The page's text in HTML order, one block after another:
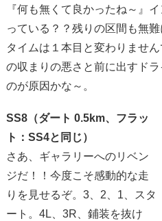
『何も無くて良かったね～』
っている？？残りの区間も無難
タイムは１本目と変わりませ
の収まりの悪さと前に出すド
のが原因かな～。
SS8（ダート 0.5km、フラッ
ト：SS4と同じ）
さあ、ギャラリーへのリベン
ジだ！！今度こそ感動的な走
りを見せるぞ。3、2、1、スタ
ート。4L、3R、鋪装を抜け